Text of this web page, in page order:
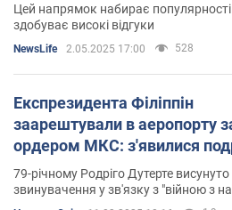
Цей напрямок набирає популярності
здобуває високі відгуки
NewsLife 2.05.2025 17:00 528
Експрезидента Філіппін
заарештували в аеропорту
ордером МКС: з'явилися
79-річному Родріго Дутерте висунуто
звинувачення у зв'язку з "війною з